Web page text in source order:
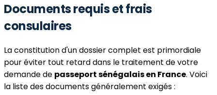
Documents requis et frais
consulaires
La constitution d'un dossier complet est primordiale
pour éviter tout retard dans le traitement de votre
demande de passeport sénégalais en France. Voici
la liste des documents généralement exigés :